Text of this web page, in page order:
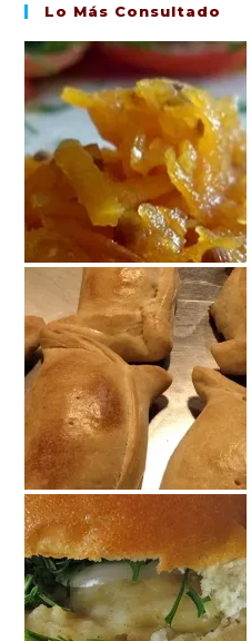
Lo Más Consultado